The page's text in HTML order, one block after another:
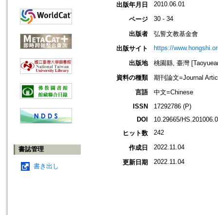
書誌管理
書き出し
出版年月日 2010.06.01
ページ 30 - 34
出版者
弘誓文教基金會
出版サイト
https://
出版地
桃園縣, 臺灣
資料の種類
期刊論文=Journal
言語
中文=Chinese
ISSN
17292786 (P)
DOI
10.29665/
ヒット数
242
作成日 2022.11.04
更新日期 2022.11.04